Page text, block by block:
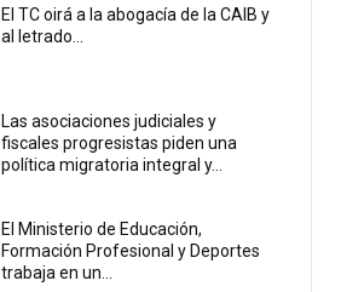
El TC oirá a la abogacía de la CAIB y
al letrado...
Las asociaciones judiciales y
fiscales progresistas piden una
política migratoria integral y...
El Ministerio de Educación,
Formación Profesional y Deportes
trabaja en un...